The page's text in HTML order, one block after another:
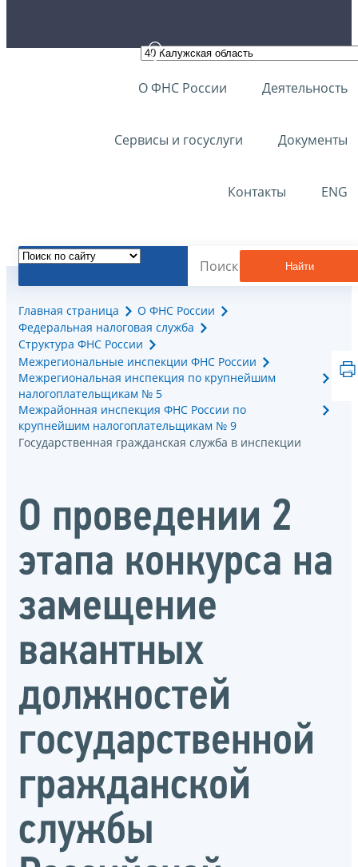
О ФНС России Деятельность
Сервисы и госуслуги Документы
Контакты ENG
Найти
Главная страница
О ФНС России
Федеральная налоговая служба
Структура ФНС России
Межрегиональные инспекции ФНС России
Межрегиональная инспекция по крупнейшим
налогоплательщикам № 5
Межрайонная инспекция ФНС России по
крупнейшим налогоплательщикам № 9
Государственная гражданская служба в инспекции
О проведении 2
этапа конкурса на
замещение
вакантных
должностей
государственной
гражданской
службы